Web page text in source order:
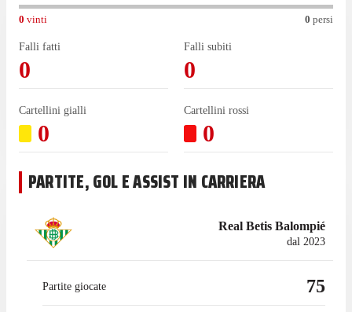
0 vinti 0 persi
Falli fatti
0
Falli subiti
0
Cartellini gialli
0
Cartellini rossi
0
PARTITE, GOL E ASSIST IN CARRIERA
Real Betis Balompié
dal 2023
Partite giocate 75